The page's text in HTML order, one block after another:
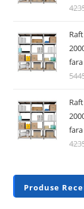
Produse